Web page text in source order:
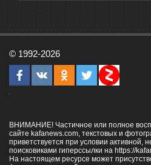
Рекламодателям
Контактная информация
© 1992-2026
ВНИМАНИЕ! Частичное или полное
сайте kafanews.com, текстовых и
приветствуется при условии активной,
поисковиками гиперссылки на https://
На настоящем ресурсе может